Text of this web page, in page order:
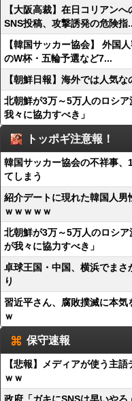
【大阪高裁】在日コリアン
SNS投稿、攻撃誘発の危険指
【韓国サッカー協会】 外国
のW杯・五輪予選など7...
【朝鮮日報】海外では人気
北朝鮮が3万～5万人のロシ
我々に協力すべき」
トッポギ注意報！
韓国サッカー協会の不祥事
てしまう
紹介デートに現れた韓国人
ｗｗｗｗｗ
北朝鮮が3万～5万人のロシ
が我々に協力すべき」
卓球王国・中国、横浜でま
り
習近平さん、腐敗撲滅に本
ｗ
保守速報
【悲報】メディアが使う主
ｗｗ